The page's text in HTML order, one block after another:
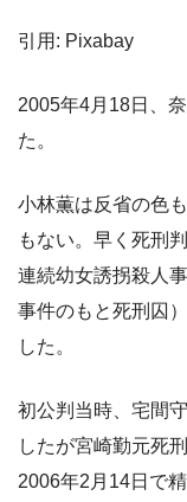
引用: Pixabay
2005年4月18日、
た。
小林薫は反省の色
もない。早く死刑
連続幼女誘拐殺人
事件のもと死刑囚
した。
初公判当時、宅間
したが宮崎勤元死
2006年2月14日で